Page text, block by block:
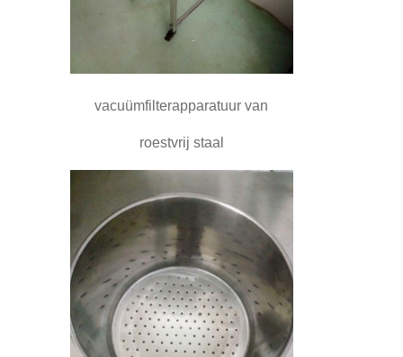
vacuümfilterapparatuur van
roestvrij staal